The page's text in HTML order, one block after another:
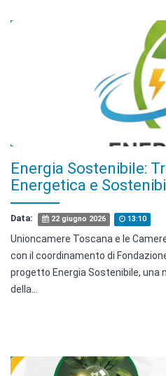
Energia Sostenibile:
Energetica e
Data: 22 giugno 2026 13:10
Unioncamere Toscana e le
con il coordinamento di
progetto Energia Sostenibile, una
della...